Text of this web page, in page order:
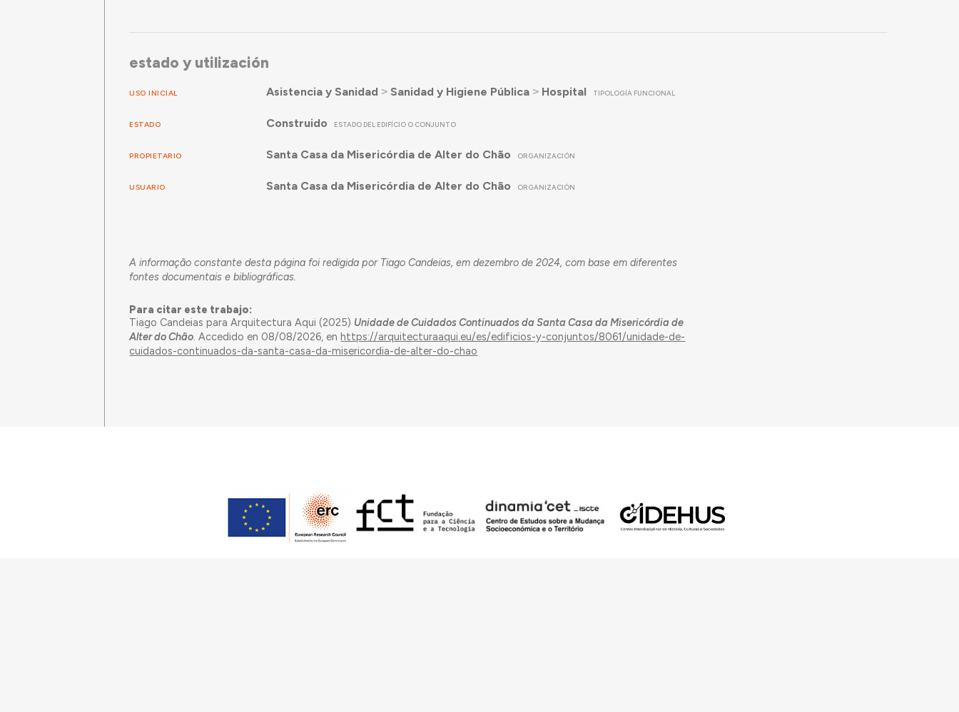
estado y utilización
USO INICIAL Asistencia y Sanidad ˃ Sanidad y Higiene Pública˃ Hospital TIPOLOGÍA FUNCIONAL
ESTADO Construido ESTADO DEL EDIFÍCIO O CONJUNTO
PROPIETARIO Santa Casa da Misericórdia de Alter do Chão ORGANIZACIÓN
USUARIO Santa Casa da Misericórdia de Alter do Chão ORGANIZACIÓN
A informação constante desta página foi redigida por Tiago Candeias, em dezembro de 2024, com base em diferentes
fontes documentais e bibliográficas.
Para citar este trabajo:
Tiago Candeias para Arquitectura Aqui (2025) Unidade de Cuidados Continuados da Santa Casa da Misericórdia de
Alter do Chão. Accedido en 08/08/2026, enhttps://arquitecturaaqui.eu/es/edificios-y-conjuntos/8061/unidade-de-
cuidados-continuados-da-santa-casa-da-misericordia-de-alter-do-chao